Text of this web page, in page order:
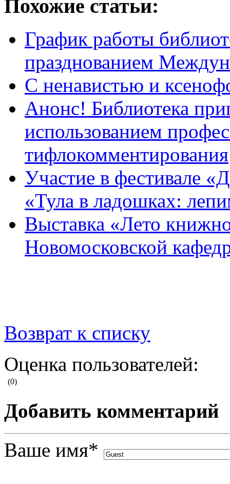
Похожие статьи:
График работы
празднованием
С ненавистью и
Анонс! Библиотека
использованием
тифлокомментирования
Участие в фестивале
«Тула в ладошках:
Выставка «Лето
Новомосковской
Возврат к списку
Оценка пользователей:
(0)
Добавить комментарий
Ваше имя*